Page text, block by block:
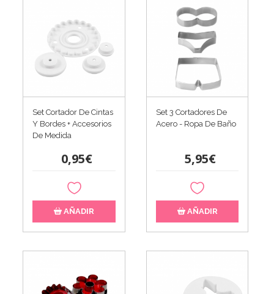
Set Cortador De Cintas
Y Bordes + Accesorios
De Medida
0,95€
AÑADIR
Set 3 Cortadores De
Acero - Ropa De Baño
5,95€
AÑADIR